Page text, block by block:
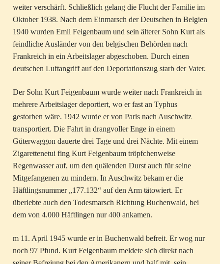
weiter verschärft. Schließlich gelang die Flucht der Familie im
Oktober 1938. Nach dem Einmarsch der Deutschen in Belgien
1940 wurden Emil Feigenbaum und sein älterer Sohn Kurt als
feindliche Ausländer von den belgischen Behörden nach
Frankreich in ein Arbeitslager abgeschoben. Durch einen
deutschen Luftangriff auf den Deportationszug starb der Vater.
Der Sohn Kurt Feigenbaum wurde weiter nach Frankreich in
mehrere Arbeitslager deportiert, wo er fast an Typhus
gestorben wäre. 1942 wurde er von Paris nach Auschwitz
transportiert. Die Fahrt in drangvoller Enge in einem
Güterwaggon dauerte drei Tage und drei Nächte. Mit einem
Zigarettenetui fing Kurt Feigenbaum tröpfchenweise
Regenwasser auf, um den quälenden Durst auch für seine
Mitgefangenen zu mindern. In Auschwitz bekam er die
Häftlingsnummer „177.132“ auf den Arm tätowiert. Er
überlebte auch den Todesmarsch Richtung Buchenwald, bei
dem von 4.000 Häftlingen nur 400 ankamen.
m 11. April 1945 wurde er in Buchenwald befreit. Er wog nur
noch 97 Pfund. Kurt Feigenbaum meldete sich direkt nach